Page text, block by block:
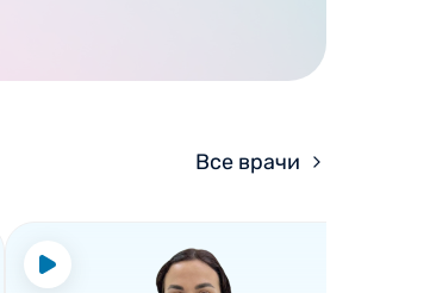
Все врачи